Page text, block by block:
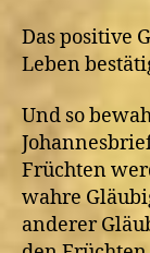
Das positive
Leben
Und so
Früchten
wahre
anderer